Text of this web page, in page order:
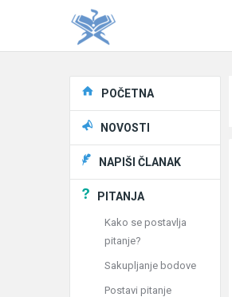
Explore
POČETNA
NOVOSTI
NAPIŠI ČLANAK
PITANJA
Kako se postavlja
pitanje?
Sakupljanje bodove
Postavi pitanje